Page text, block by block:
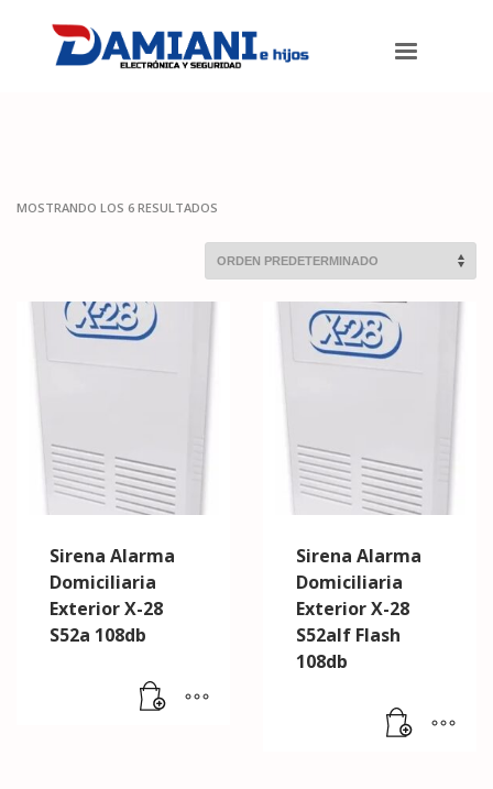
MOSTRANDO LOS 6 RESULTADOS
Sirena Alarma
Domiciliaria
Exterior X-28
S52a 108db
Sirena Alarma
Domiciliaria
Exterior X-28
S52alf Flash
108db